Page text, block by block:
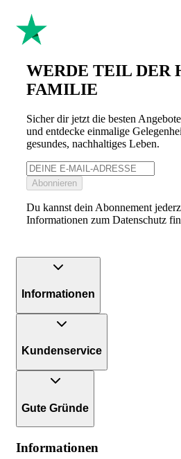
WERDE TEIL DER
FAMILIE
Sicher dir jetzt die besten
und entdecke einmalige
gesundes, nachhaltiges Leben.
Abonnieren
Du kannst dein Abonnement
Informationen zum Datenschutz
Informationen
Kundenservice
Gute Gründe
Informationen